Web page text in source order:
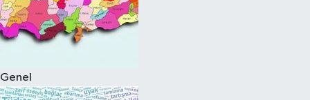
Genel
YAŞAM